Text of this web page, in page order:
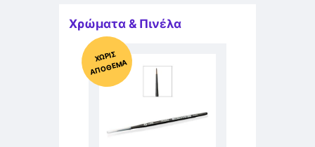
Χρώματα & Πινέλα
Χ
ΩΡΊΣ
Α
Π
Ό
ΘΕ
ΜΑ